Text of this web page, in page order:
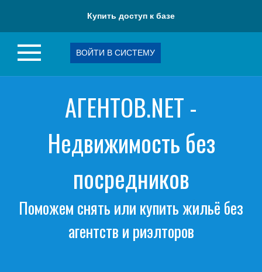
Купить доступ к базе
ВОЙТИ В СИСТЕМУ
АГЕНТОВ.NET -
Недвижимость без
посредников
Поможем снять или купить жильё без
агентств и риэлторов